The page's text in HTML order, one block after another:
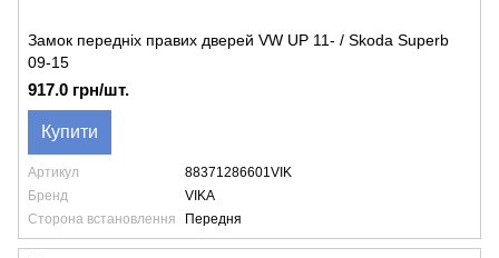
Замок передніх правих дверей VW UP 11- / Skoda Superb
09-15
917.0 грн/шт.
Купити
Артикул
88371286601VIK
Бренд
VIKA
Сторона встановлення
Передня